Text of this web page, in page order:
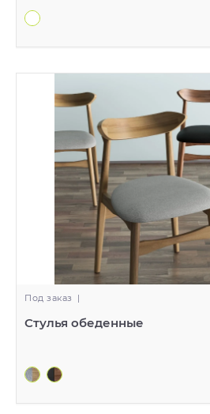
Под заказ |
Стулья обеденные